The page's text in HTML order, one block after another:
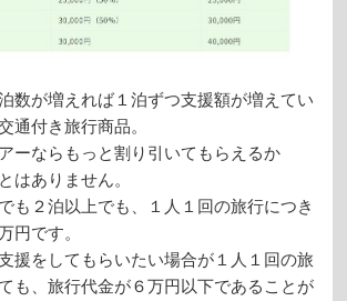
数が増えれば１泊ずつ支援額が増えてい
通付き旅行商品。
ーならもっと割り引いてもらえるか
はありません。
も２泊以上でも、１人１回の旅行につき
円です。
援をしてもらいたい場合が１人１回の旅
も、旅行代金が６万円以下であることが